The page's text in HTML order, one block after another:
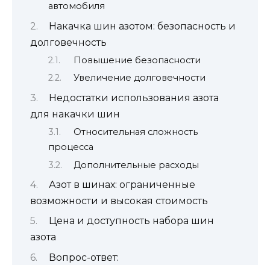
автомобиля
Накачка шин азотом: безопасность и
долговечность
Повышение безопасности
Увеличение долговечности
Недостатки использования азота
для накачки шин
Относительная сложность
процесса
Дополнительные расходы
Азот в шинах: ограниченные
возможности и высокая стоимость
Цена и доступность набора шин
азота
Вопрос-ответ: